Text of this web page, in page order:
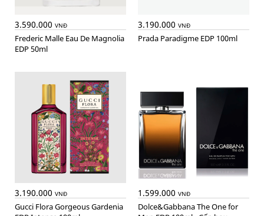
3.590.000 VNĐ
Frederic Malle Eau De Magnolia
EDP 50ml
3.190.000 VNĐ
Prada Paradigme EDP 100ml
3.190.000 VNĐ
Gucci Flora Gorgeous Gardenia
1.599.000 VNĐ
Dolce&Gabbana The One for